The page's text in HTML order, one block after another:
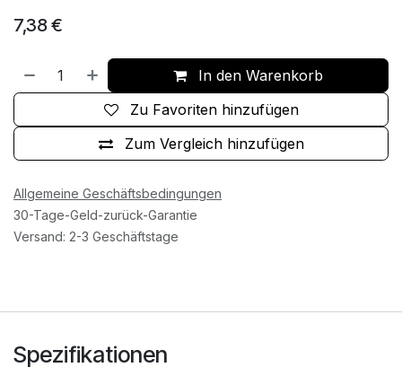
7,38€
In den Warenkorb
Zum Vergleich hinzufügen
Zu Favoriten hinzufügen
Allgemeine Geschäftsbedingungen
30-Tage-Geld-zurück-Garantie
Versand: 2-3 Geschäftstage
Spezifikationen